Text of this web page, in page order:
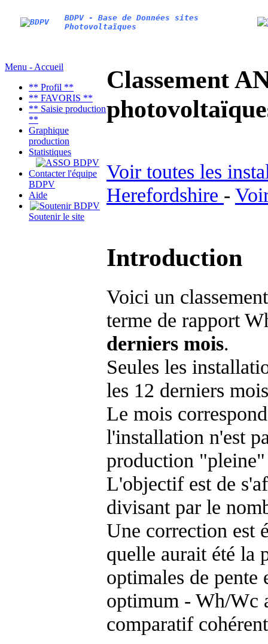
BDPV - Base de Données sites
Photovoltaïques
Menu - Accueil
** Profil **
** FAVORIS **
** Saisie production
**
Graphique
production
Statistiques
Contacter l'équipe
BDPV
Aide
Soutenir le site
Classement
Voir toutes les
Herefordshire -
Introduction
Voici un
terme de rapport
derniers mois.
Seules les
les 12 derniers
Le mois
l'installation n'est
production "pleine"
L'objectif est de
divisant par le
Une correction est
quelle aurait été la
optimales de
optimum - Wh/Wc
comparatif